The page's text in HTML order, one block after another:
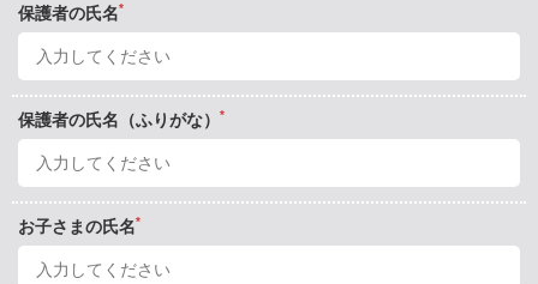
保護者の氏名*
保護者の氏名（ふりがな） *
お子さまの氏名*